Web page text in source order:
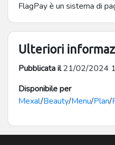
FlagPay è un sistema di
Ulteriori
Pubblicata il21/02/2024
Disponibile per
Mexal/Beauty/Menu/Plan/